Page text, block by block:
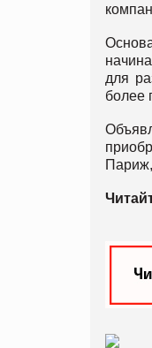
для
более